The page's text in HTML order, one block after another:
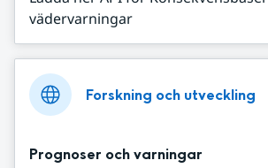
vädervarningar
Forskning och utveckling
Prognoser och varningar